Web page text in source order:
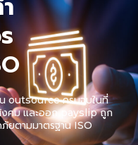
outsource ครบจบในที่
คม และออก payslip ถูก
ยตามมาตรฐาน ISO